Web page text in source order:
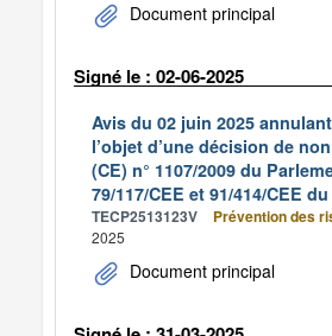
Document principal
Signé le : 02-06-2025
Avis du 02 juin 2025
l’objet d’une décision de
(CE) n° 1107/2009 du
79/117/CEE et 91/414/CEE
TECP2513123V Prévention des
2025
Document principal